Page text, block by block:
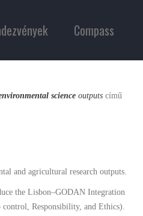
Compass
science outputs című
and agricultural research outputs.
the Lisbon–GODAN Integration
Responsibility, and Ethics).